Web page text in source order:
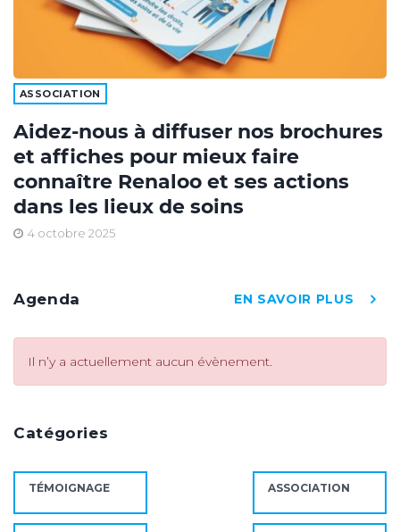
ASSOCIATION
Aidez-nous à diffuser nos brochures
et affiches pour mieux faire
connaître Renaloo et ses actions
dans les lieux de soins
4 octobre 2025
Agenda EN SAVOIR PLUS
Il n’y a actuellement aucun évènement.
Catégories
TÉMOIGNAGE ASSOCIATION